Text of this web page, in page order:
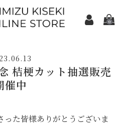
0
桔梗カット抽選販売
催中
った皆様ありがとうございま